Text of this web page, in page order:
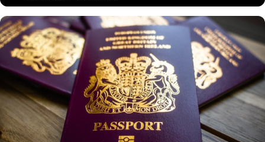
Ekonomik reform sürecini sürdüren
Arjantin, kamu borcuna kaynak sağlamak
amacıyla yatırım karşılığında vatandaşlık
verilmesini öngören bir program hazırlıyor.